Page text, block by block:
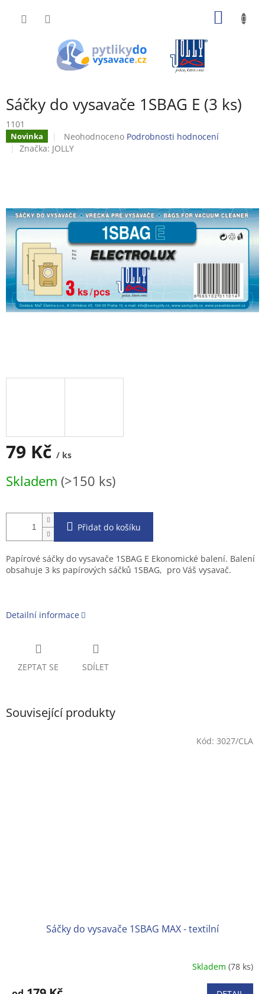
Sáčky do vysavače 1SBAG E (3 ks)
1101
Novinka
Průměrné
hodnocení
hvězdiček.
Neohodnoceno Podrobnosti hodnocení
Značka: JOLLY
79 Kč / ks
cena:
Skladem (>150 ks)
Přidat do košíku
Papírové sáčky do vysavače 1SBAG E Ekonomické balení. Balení
obsahuje 3 ks papírových sáčků 1SBAG, pro Váš vysavač.
Detailní informace
ZEPTAT SE SDÍLET
Související produkty
Sáčky do vysavače 1SBAG MAX - textilní
Skladem (78 ks)
Kód: 3027/CLA